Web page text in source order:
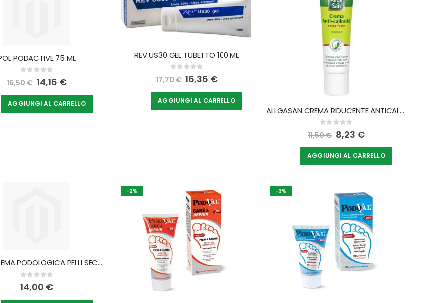
PODACTIVE 75 ML
Rating:
0%
16,50 € Special
Price
14,16 €
AGGIUNGI AL CARRELLO
REV US30 GEL TUBETTO 100 ML
Rating:
0%
17,70 € Special
Price
16,36 €
AGGIUNGI AL CARRELLO
ALLGASAN CREMA RIDUCENTE ANTICALLOSITA' EXTRA 30 ML
Rating:
0%
11,50 € Special
Price
8,23 €
AGGIUNGI AL CARRELLO
PEDYX CREMA PODOLOGICA PELLI SECCHE 100 ML
Rating:
0%
14,00 €
-2% -3%